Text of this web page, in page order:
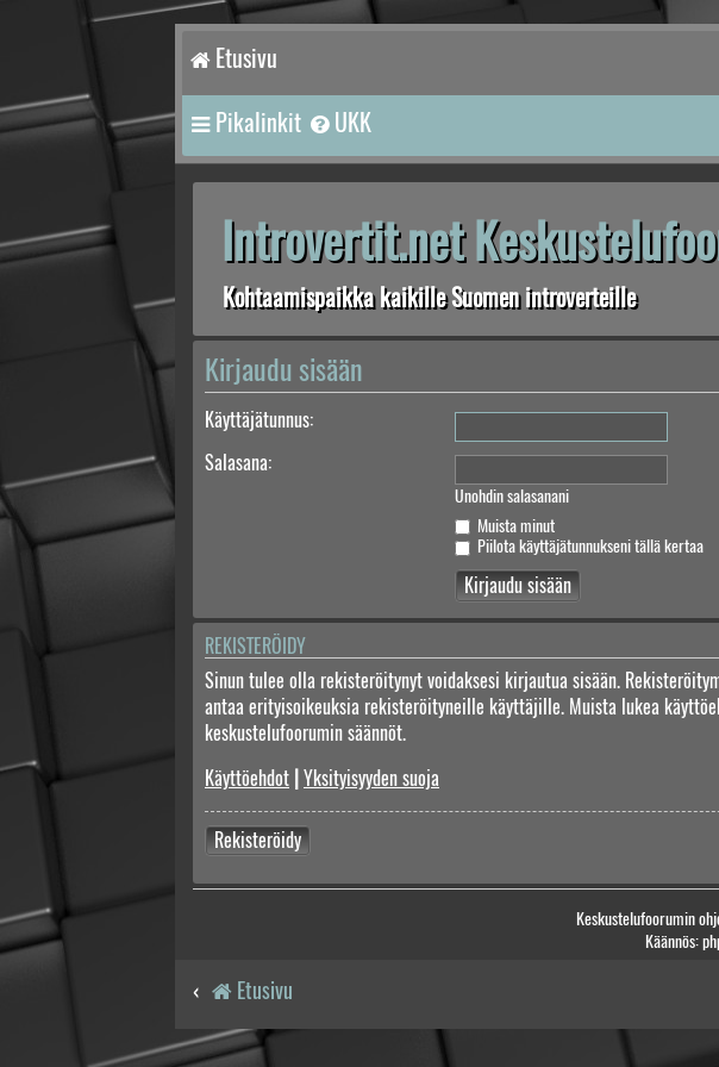
Etusivu
Pikalinkit
UKK
Introvertit.net
Kohtaamispaikka kaikille Suomen introverteille
Kirjaudu sisään
Käyttäjätunnus:
Salasana:
Unohdin salasanani
Muista minut
Piilota käyttäjätunnukseni tällä kertaa
REKISTERÖIDY
Sinun tulee olla rekisteröitynyt voidaksesi kirjautua sisään.
antaa erityisoikeuksia rekisteröityneille käyttäjille. Muista lukea
keskustelufoorumin säännöt.
Käyttöehdot | Yksityisyyden suoja
Rekisteröidy
Keskustelufoorumin
Käännös:
Etusivu